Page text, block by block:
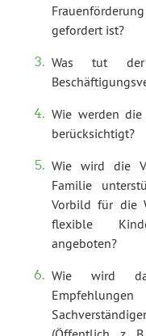
gefordert ist?
Was tut der
Wie werden
berücksichtigt?
Wie wird die
Familie
Vorbild für die
flexible
angeboten?
Wie wird